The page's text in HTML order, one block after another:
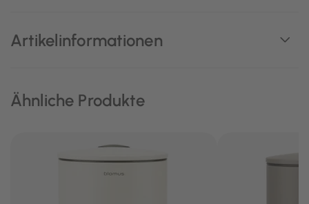
Artikelinformationen